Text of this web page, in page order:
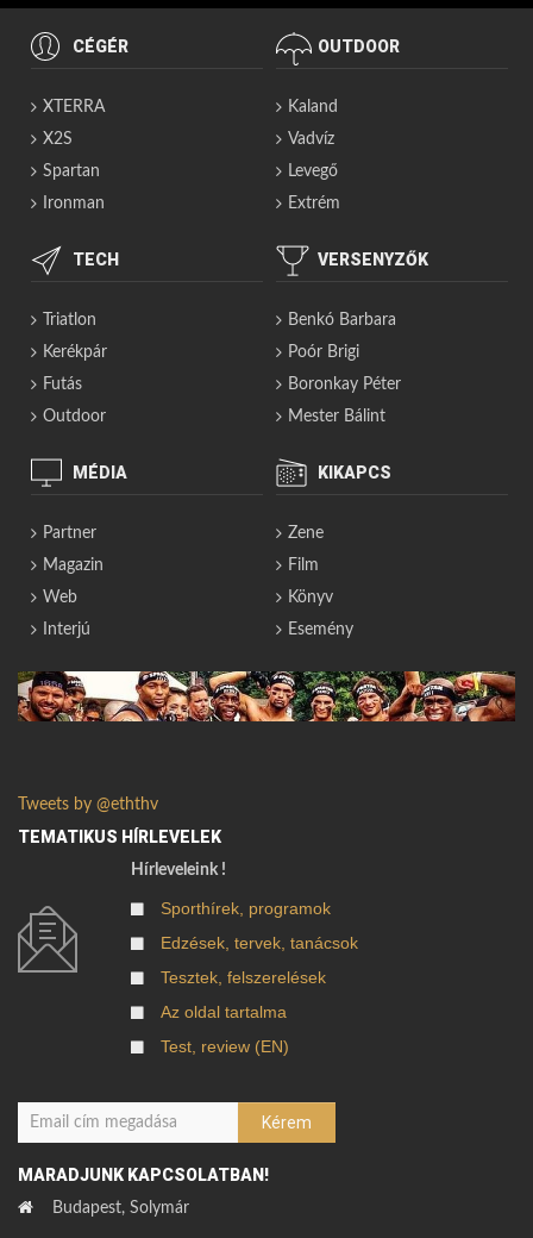
CÉGÉR
XTERRA
X2S
Spartan
Ironman
OUTDOOR
Kaland
Vadvíz
Levegő
Extrém
TECH
Triatlon
Kerékpár
Futás
Outdoor
VERSENYZŐK
Benkó Barbara
Poór Brigi
Boronkay Péter
Mester Bálint
MÉDIA
Partner
Magazin
Web
Interjú
KIKAPCS
Zene
Film
Könyv
Esemény
Tweets by @eththv
TEMATIKUS HÍRLEVELEK
Hírleveleink !
Sporthírek, programok
Edzések, tervek, tanácsok
Tesztek, felszerelések
Az oldal tartalma
Test, review (EN)
MARADJUNK KAPCSOLATBAN!
Budapest, Solymár